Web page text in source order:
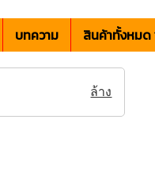
บทความ สินค้าทั้งหมด
ล้าง